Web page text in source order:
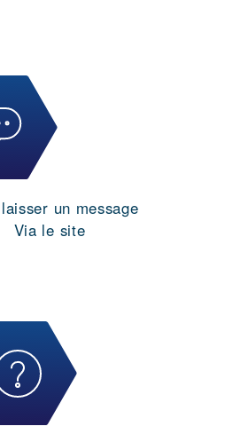
un message
Via le site